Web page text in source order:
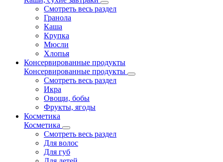
Смотреть весь раздел
Гранола
Каша
Крупка
Мюсли
Хлопья
Консервированные продукты
Консервированные продукты
Смотреть весь раздел
Икра
Овощи, бобы
Фрукты, ягоды
Косметика
Косметика
Смотреть весь раздел
Для волос
Для губ